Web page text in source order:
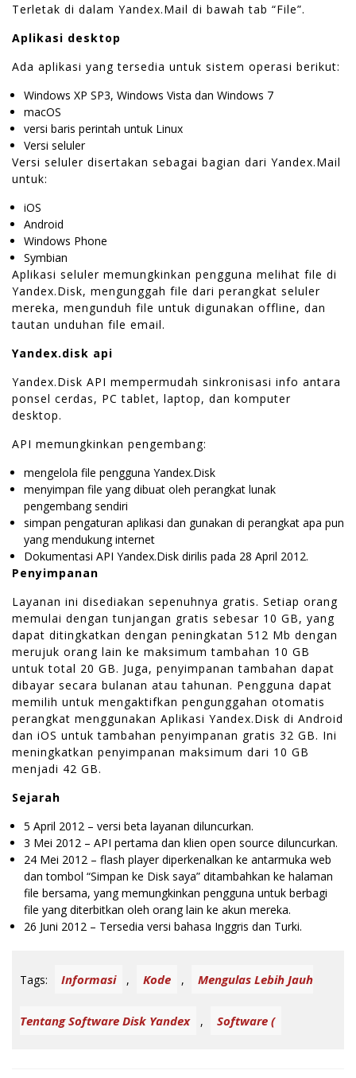
Terletak di dalam Yandex.Mail di bawah tab “File”.
Aplikasi desktop
Ada aplikasi yang tersedia untuk sistem operasi berikut:
Windows XP SP3, Windows Vista dan Windows 7
macOS
versi baris perintah untuk Linux
Versi seluler
Versi seluler disertakan sebagai bagian dari Yandex.Mail
untuk:
iOS
Android
Windows Phone
Symbian
Aplikasi seluler memungkinkan pengguna melihat file di
Yandex.Disk, mengunggah file dari perangkat seluler
mereka, mengunduh file untuk digunakan offline, dan
tautan unduhan file email.
Yandex.disk api
Yandex.Disk API mempermudah sinkronisasi info antara
ponsel cerdas, PC tablet, laptop, dan komputer
desktop.
API memungkinkan pengembang:
mengelola file pengguna Yandex.Disk
menyimpan file yang dibuat oleh perangkat lunak
pengembang sendiri
simpan pengaturan aplikasi dan gunakan di perangkat apa pun
yang mendukung internet
Dokumentasi API Yandex.Disk dirilis pada 28 April 2012.
Penyimpanan
Layanan ini disediakan sepenuhnya gratis. Setiap orang
memulai dengan tunjangan gratis sebesar 10 GB, yang
dapat ditingkatkan dengan peningkatan 512 Mb dengan
merujuk orang lain ke maksimum tambahan 10 GB
untuk total 20 GB. Juga, penyimpanan tambahan dapat
dibayar secara bulanan atau tahunan. Pengguna dapat
memilih untuk mengaktifkan pengunggahan otomatis
perangkat menggunakan Aplikasi Yandex.Disk di Android
dan iOS untuk tambahan penyimpanan gratis 32 GB. Ini
meningkatkan penyimpanan maksimum dari 10 GB
menjadi 42 GB.
Sejarah
5 April 2012 – versi beta layanan diluncurkan.
3 Mei 2012 – API pertama dan klien open source diluncurkan.
24 Mei 2012 – flash player diperkenalkan ke antarmuka web
dan tombol “Simpan ke Disk saya” ditambahkan ke halaman
file bersama, yang memungkinkan pengguna untuk berbagi
file yang diterbitkan oleh orang lain ke akun mereka.
26 Juni 2012 – Tersedia versi bahasa Inggris dan Turki.
Tags: Informasi , Kode , Mengulas Lebih Jauh
Tentang Software Disk Yandex , Software (